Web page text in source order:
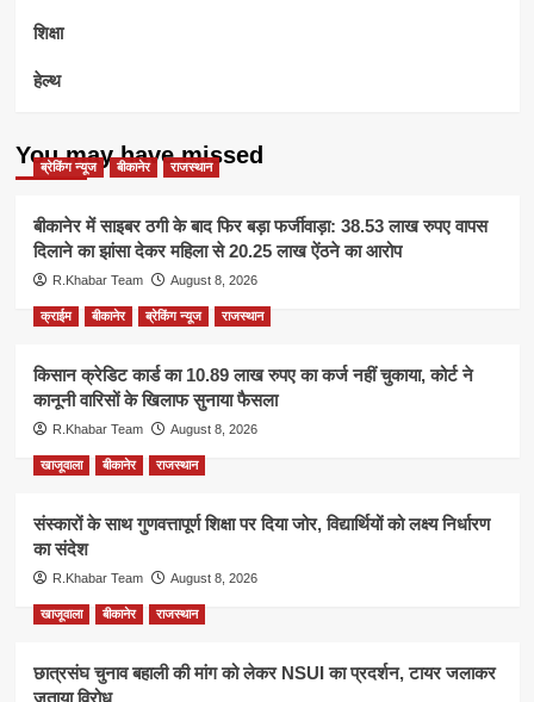
शिक्षा
हेल्थ
You may have missed
ब्रेकिंग न्यूज बीकानेर राजस्थान
बीकानेर में साइबर ठगी के बाद फिर बड़ा फर्जीवाड़ा: 38.53 लाख रुपए वापस
दिलाने का झांसा देकर महिला से 20.25 लाख ऐंठने का आरोप
R.Khabar Team August 8, 2026
क्राईम बीकानेर ब्रेकिंग न्यूज राजस्थान
किसान क्रेडिट कार्ड का 10.89 लाख रुपए का कर्ज नहीं चुकाया, कोर्ट ने
कानूनी वारिसों के खिलाफ सुनाया फैसला
R.Khabar Team August 8, 2026
खाजूवाला बीकानेर राजस्थान
संस्कारों के साथ गुणवत्तापूर्ण शिक्षा पर दिया जोर, विद्यार्थियों को लक्ष्य निर्धारण
का संदेश
R.Khabar Team August 8, 2026
खाजूवाला बीकानेर राजस्थान
छात्रसंघ चुनाव बहाली की मांग को लेकर NSUI का प्रदर्शन, टायर जलाकर